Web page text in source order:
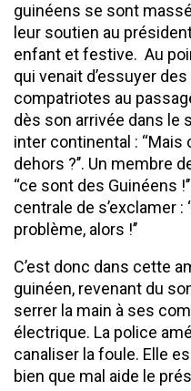
guinéens se sont
leur soutien au
enfant et festive. Au
qui venait d’essuyer
compatriotes au
dès son arrivée dans le
inter continental :
dehors ?’’. Un membre
‘‘ce sont des Guinéens
centrale de s’exclamer :
problème, alors !’’
C’est donc dans cette
guinéen, revenant du
serrer la main à ses
électrique. La police
canaliser la foule. Elle
bien que mal aide le